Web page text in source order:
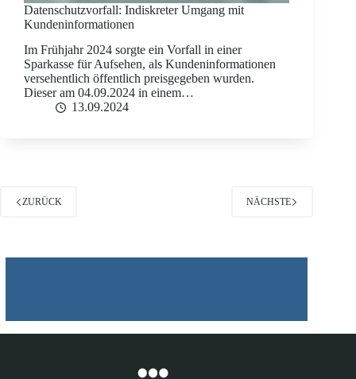
Datenschutzvorfall: Indiskreter Umgang mit
Kundeninformationen
Im Frühjahr 2024 sorgte ein Vorfall in einer
Sparkasse für Aufsehen, als Kundeninformationen
versehentlich öffentlich preisgegeben wurden.
Dieser am 04.09.2024 in einem…
13.09.2024
ZURÜCK NÄCHSTE